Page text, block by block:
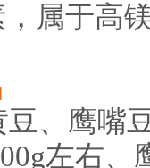
，属于高
豆、鹰嘴
左右、